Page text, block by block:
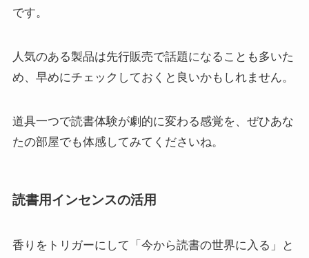
です。
人気のある製品は先行販売で話題になることも多いた
め、早めにチェックしておくと良いかもしれません。
道具一つで読書体験が劇的に変わる感覚を、ぜひあな
たの部屋でも体感してみてくださいね。
読書用インセンスの活用
香りをトリガーにして「今から読書の世界に入る」と